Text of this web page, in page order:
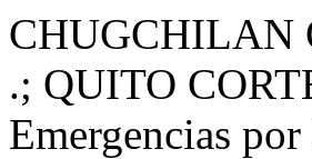
CHUGCHILAN
.; QUITO
Emergencias